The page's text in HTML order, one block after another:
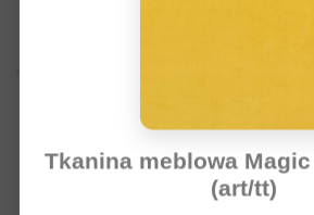
Tkanina meblowa
(art/tt)